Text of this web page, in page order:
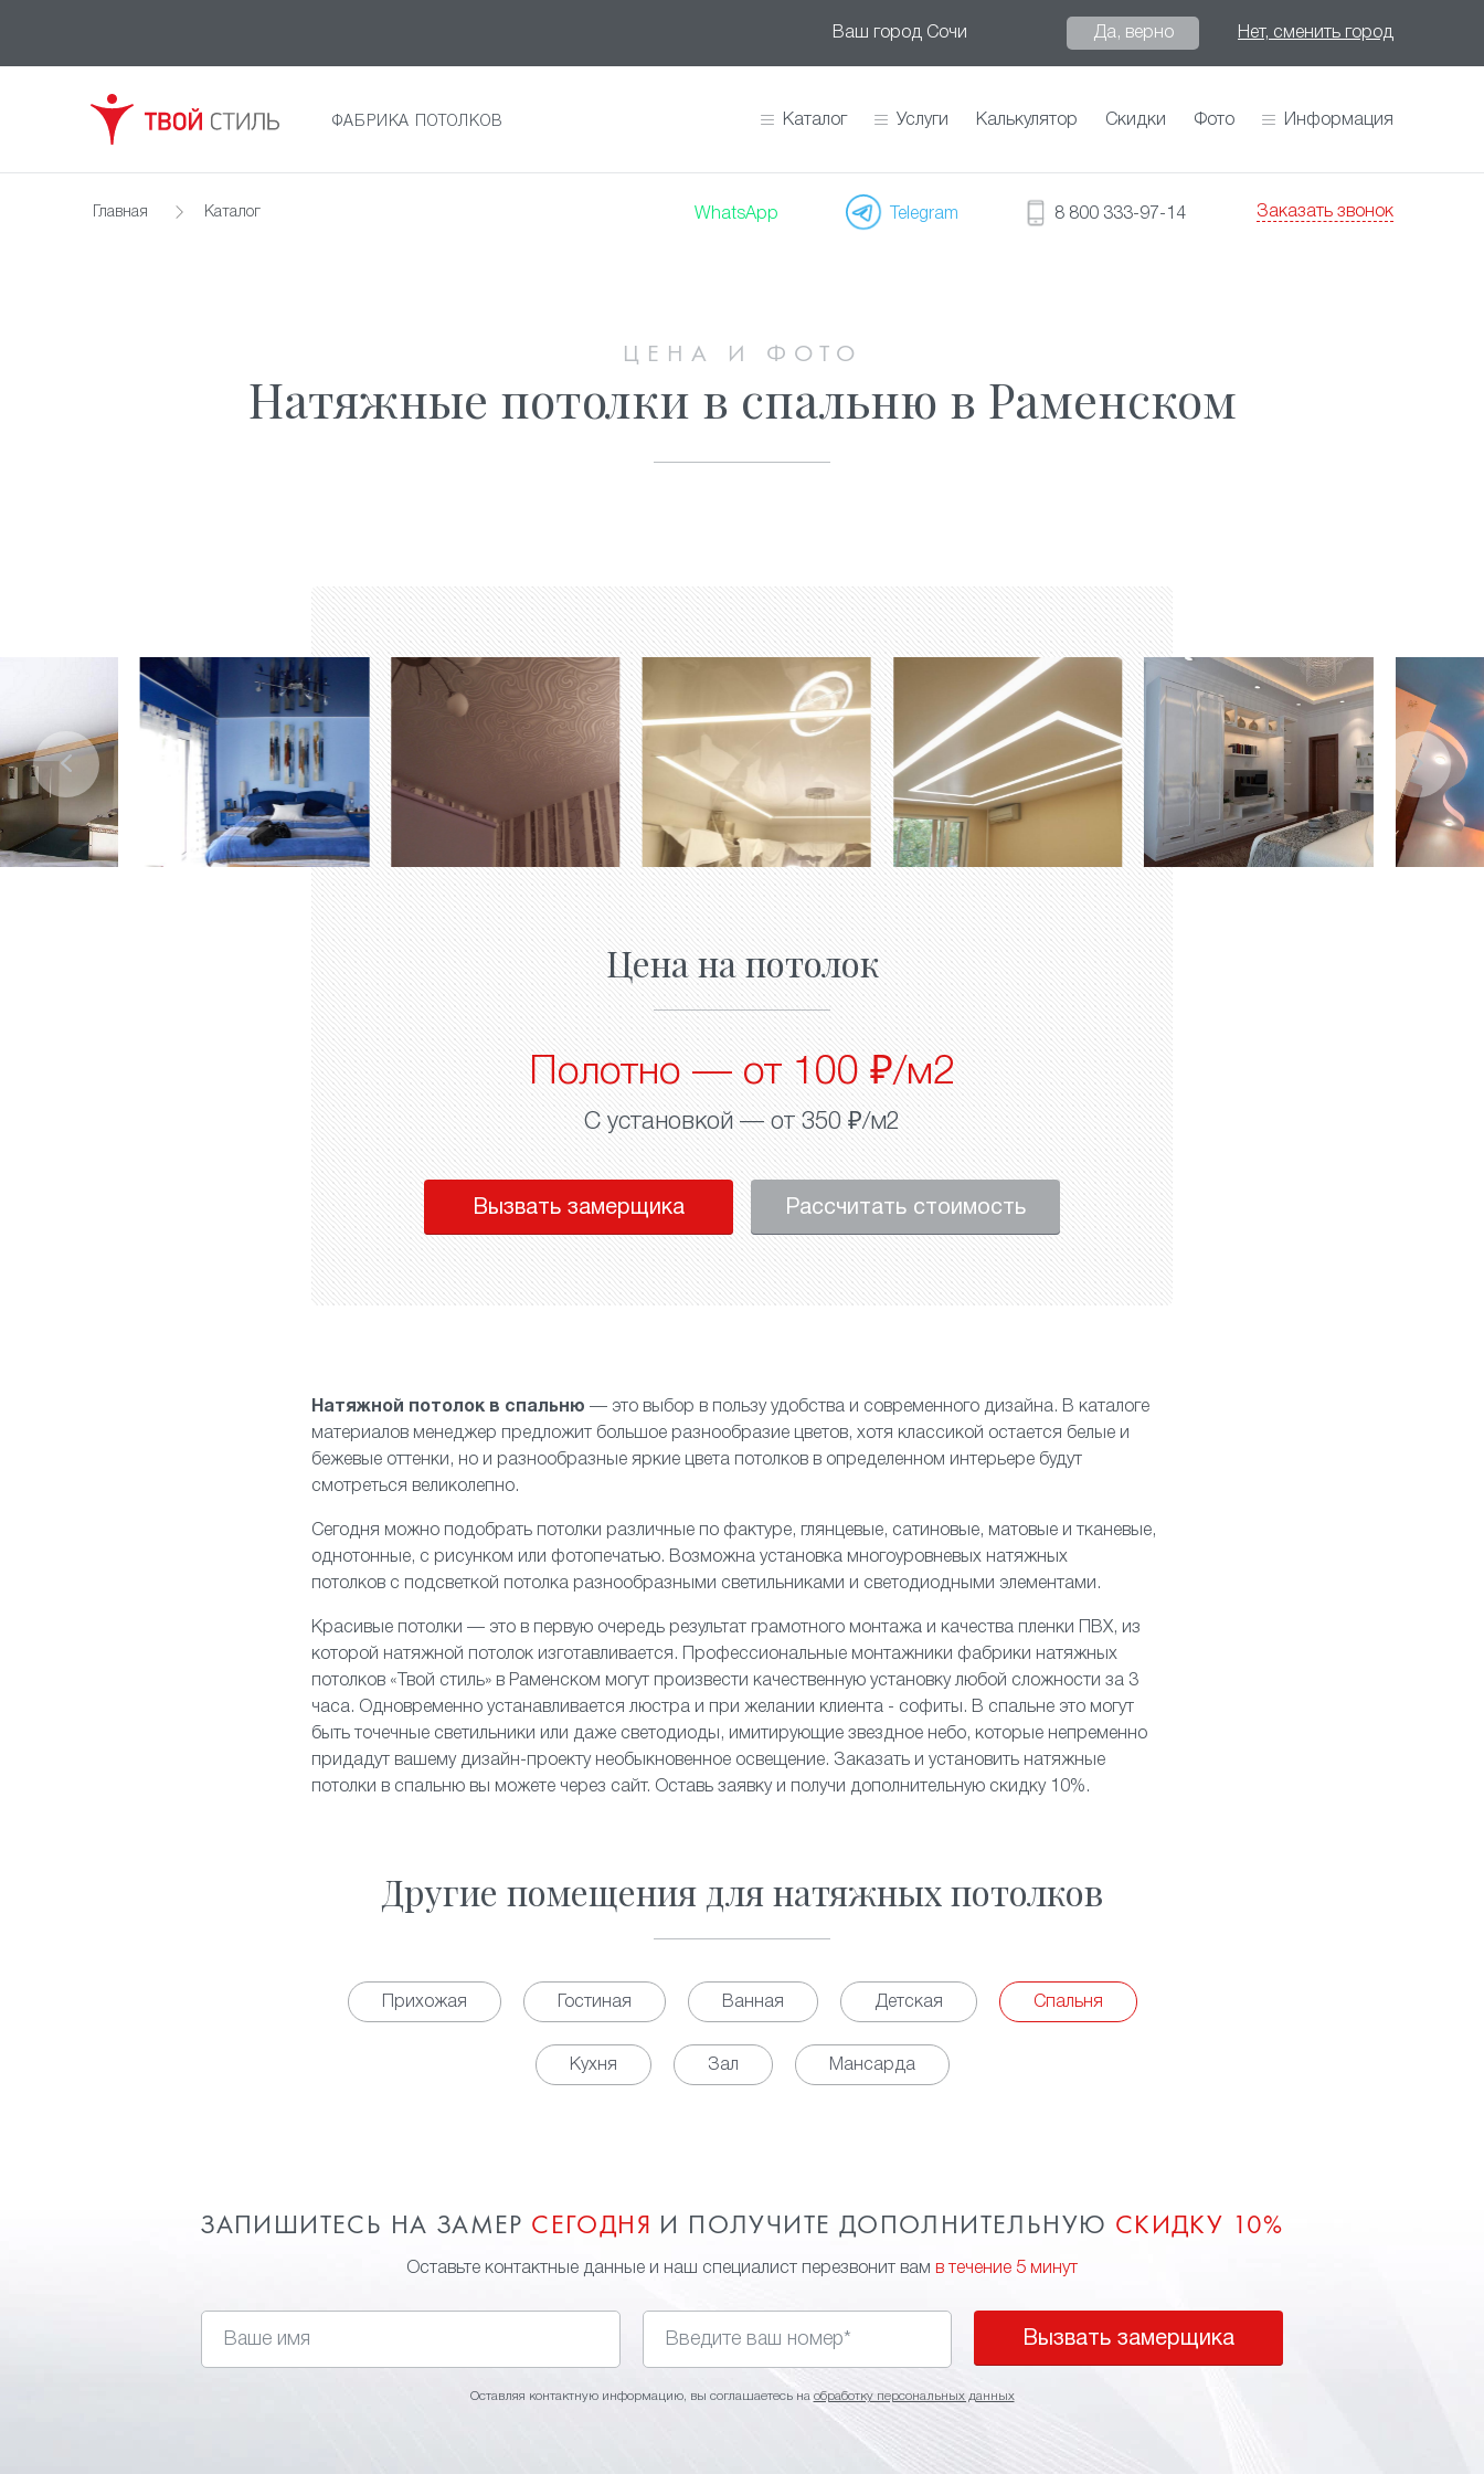
Ваш город Сочи Да, верно Нет, сменить город
ФАБРИКА ПОТОЛКОВ Каталог Услуги Калькулятор Скидки Фото Информация
Главная Каталог WhatsApp Telegram 8 800 333-97-14 Заказать звонок
ЦЕНА И ФОТО
Натяжные потолки в спальню в Раменском
Цена на потолок
Полотно — от 100 ₽/м2
С установкой — от 350 ₽/м2
Вызвать замерщика Рассчитать стоимость
Натяжной потолок в спальню — это выбор в пользу удобства и современного дизайна. В каталоге
материалов менеджер предложит большое разнообразие цветов, хотя классикой остается белые и
бежевые оттенки, но и разнообразные яркие цвета потолков в определенном интерьере будут
смотреться великолепно.
Сегодня можно подобрать потолки различные по фактуре, глянцевые, сатиновые, матовые итканевые,
однотонные, с рисунком или фотопечатью. Возможна установка многоуровневых натяжных
потолков с подсветкой потолка разнообразными светильниками и светодиодными элементами .
Красивые потолки — это в первую очередь результат грамотного монтажа и качества пленки ПВХ, из
которой натяжной потолок изготавливается. Профессиональные монтажники фабрики натяжных
потолков «Твой стиль» в Раменском могут произвести качественную установку любой сложности за 3
часа. Одновременно устанавливается люстра и при желании клиента - софиты. В спальне это могут
быть точечные светильники или даже светодиоды, имитирующие звездное небо, которые непременно
придадут вашему дизайн-проекту необыкновенное освещение. Заказать и установить натяжные
потолки в спальню вы можете через сайт. Оставь заявку и получи дополнительную скидку 10%.
Другие помещения для натяжных потолков
Прихожая Гостиная Ванная Детская Спальня
Кухня Зал Мансарда
ЗАПИШИТЕСЬ НА ЗАМЕР СЕГОДНЯ И ПОЛУЧИТЕ ДОПОЛНИТЕЛЬНУЮ СКИДКУ 10%
Оставьте контактные данные и наш специалист перезвонит вам в течение 5 минут
Вызвать замерщика
Оставляя контактную информацию, вы соглашаетесь на обработку персональных данных